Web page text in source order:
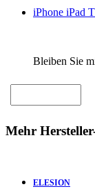
iPhone iPad
Bleiben Sie
Mehr
ELESION